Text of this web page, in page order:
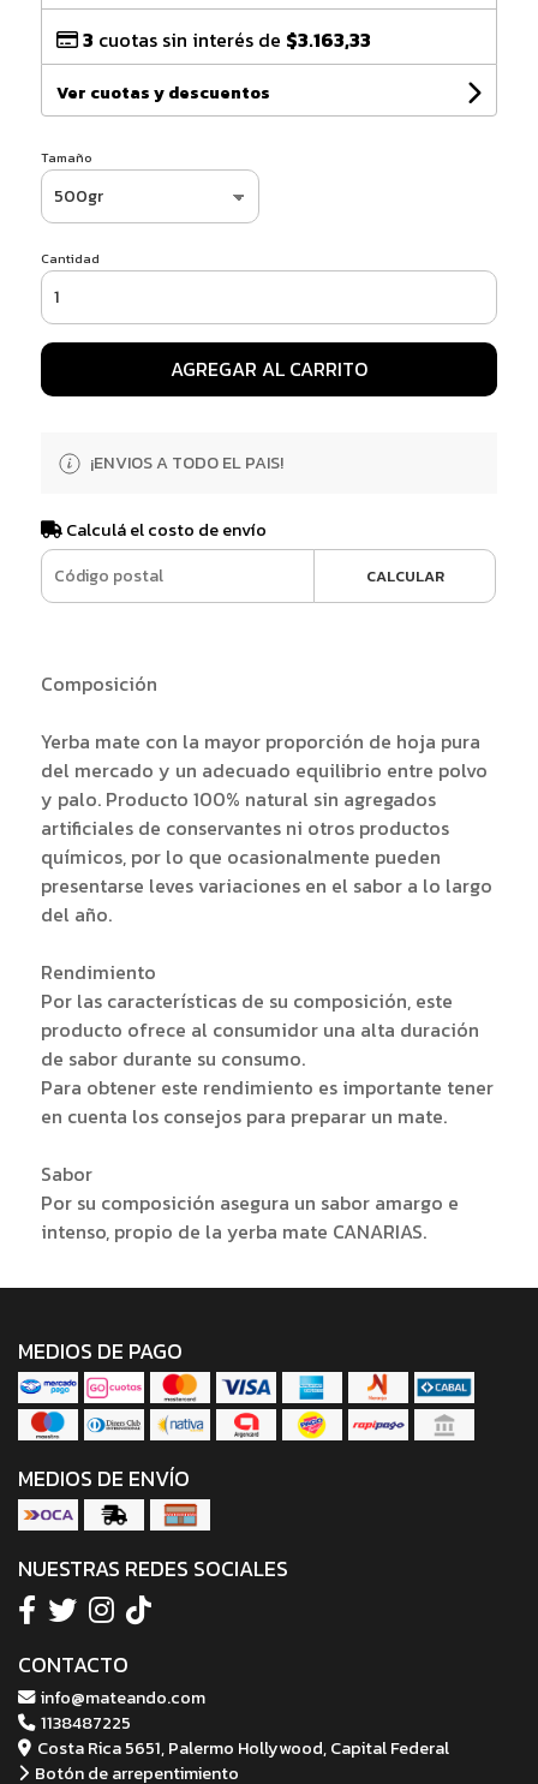
3 cuotas sin interés de $3.163,33
Ver cuotas y descuentos
Tamaño
Cantidad
AGREGAR AL CARRITO
¡ENVIOS A TODO EL PAIS!
Calculá el costo de envío
CALCULAR
Composición
Yerba mate con la mayor proporción de hoja pura
del mercado y un adecuado equilibrio entre polvo
y palo. Producto 100% natural sin agregados
artificiales de conservantes ni otros productos
químicos, por lo que ocasionalmente pueden
presentarse leves variaciones en el sabor a lo largo
del año.
Rendimiento
Por las características de su composición, este
producto ofrece al consumidor una alta duración
de sabor durante su consumo.
Para obtener este rendimiento es importante tener
en cuenta los consejos para preparar un mate.
Sabor
Por su composición asegura un sabor amargo e
intenso, propio de la yerba mate CANARIAS.
MEDIOS DE PAGO
MEDIOS DE ENVÍO
NUESTRAS REDES SOCIALES
CONTACTO
info@mateando.com
1138487225
Costa Rica 5651, Palermo Hollywood, Capital Federal
Botón de arrepentimiento